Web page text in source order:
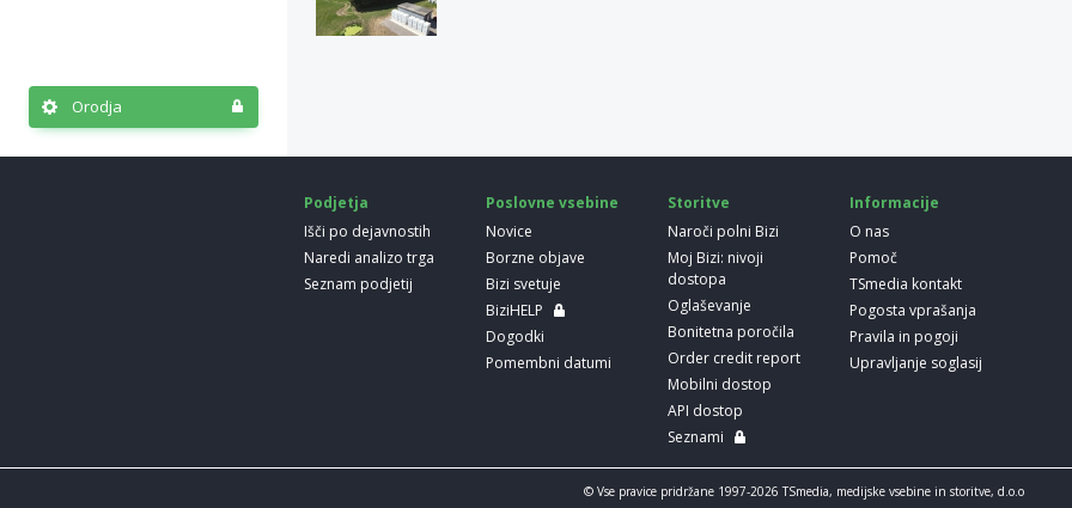
Orodja
Podjetja
Išči po dejavnostih
Naredi analizo trga
Seznam podjetij
Poslovne vsebine
Novice
Borzne objave
Bizi svetuje
BiziHELP
Dogodki
Pomembni datumi
Storitve
Naroči polni Bizi
Moj Bizi: nivoji
dostopa
Oglaševanje
Bonitetna poročila
Order credit report
Mobilni dostop
API dostop
Seznami
Informacije
O nas
Pomoč
TSmedia kontakt
Pogosta vprašanja
Pravila in pogoji
Upravljanje soglasij
© Vse pravice pridržane 1997-2026 TSmedia, medijske vsebine in storitve, d.o.o